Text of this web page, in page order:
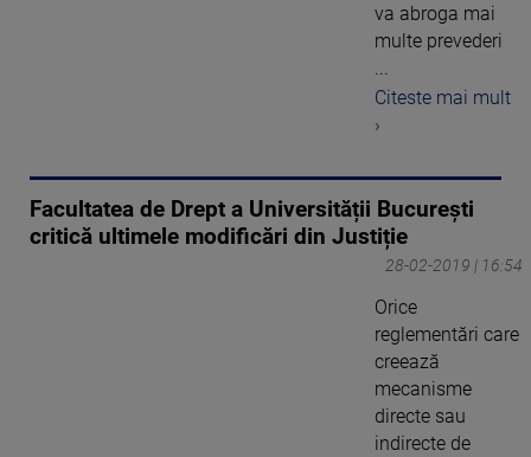
va abroga mai
multe prevederi
...
Citeste mai mult
›
Facultatea de Drept a Universității București
critică ultimele modificări din Justiție
28-02-2019 | 16:54
Orice
reglementări care
creează
mecanisme
directe sau
indirecte de